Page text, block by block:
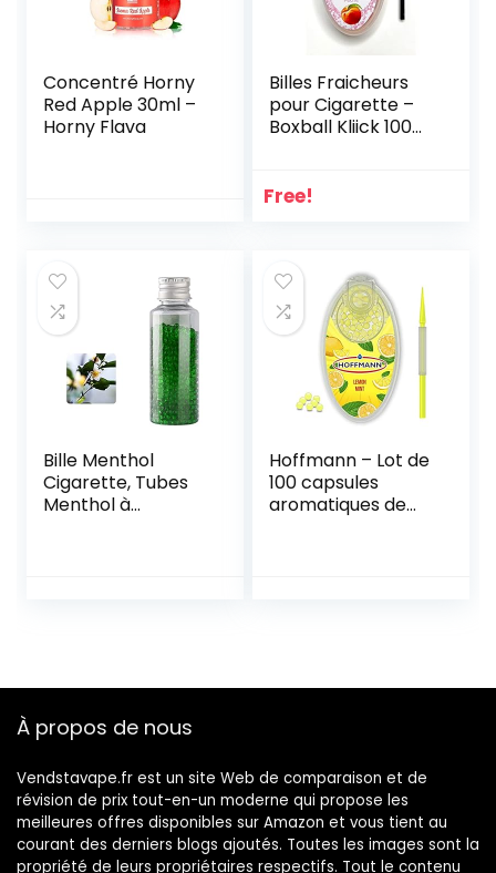
Concentré Horny
Red Apple 30ml –
Horny Flava
Billes Fraicheurs
pour Cigarette –
Boxball Kliick 100
Free!
Bille Menthol
Cigarette, Tubes
Menthol à
Hoffmann – Lot de
100 capsules
aromatiques de
À propos de nous
Vendstavape.fr est un site Web de comparaison et de
révision de prix tout-en-un moderne qui propose les
meilleures offres disponibles sur Amazon et vous tient au
courant des derniers blogs ajoutés. Toutes les images sont la
propriété de leurs propriétaires respectifs. Tout le contenu